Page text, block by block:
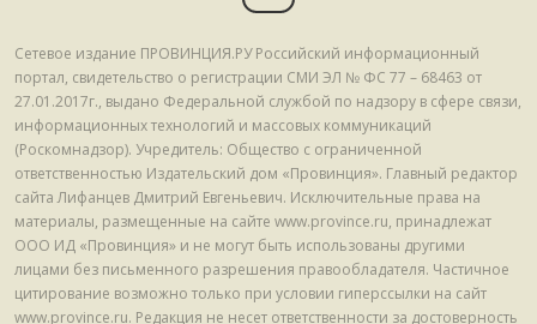
Сетевое издание ПРОВИНЦИЯ.РУ Российский информационный
портал, свидетельство о регистрации СМИ ЭЛ № ФС 77 – 68463 от
27.01.2017г., выдано Федеральной службой по надзору в сфере связи,
информационных технологий и массовых коммуникаций
(Роскомнадзор). Учредитель: Общество с ограниченной
ответственностью Издательский дом «Провинция». Главный редактор
сайта Лифанцев Дмитрий Евгеньевич. Исключительные права на
материалы, размещенные на сайте www.province.ru, принадлежат
ООО ИД «Провинция» и не могут быть использованы другими
лицами без письменного разрешения правообладателя. Частичное
цитирование возможно только при условии гиперссылки на сайт
www.province.ru. Редакция не несет ответственности за достоверность